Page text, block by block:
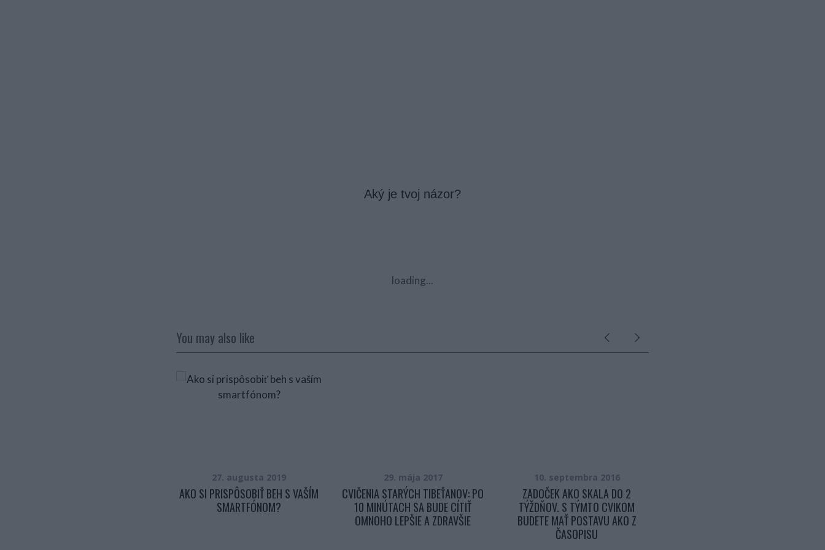
Aký je tvoj názor?
loading...
You may also like
27. augusta 2019
AKO SI PRISPÔSOBIŤ BEH S VAŠÍM
SMARTFÓNOM?
29. mája 2017
CVIČENIA STARÝCH TIBEŤANOV: PO
10 MINÚTACH SA BUDE CÍTIŤ
OMNOHO LEPŠIE A ZDRAVŠIE
10. septembra 2016
ZADOČEK AKO SKALA DO 2
TÝŽDŇOV. S TÝMTO CVIKOM
BUDETE MAŤ POSTAVU AKO Z
ČASOPISU